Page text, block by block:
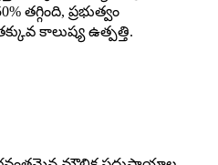
తగ్గింది, ప్రభుత్వం
కాలుష్య ఉత్పత్తి.